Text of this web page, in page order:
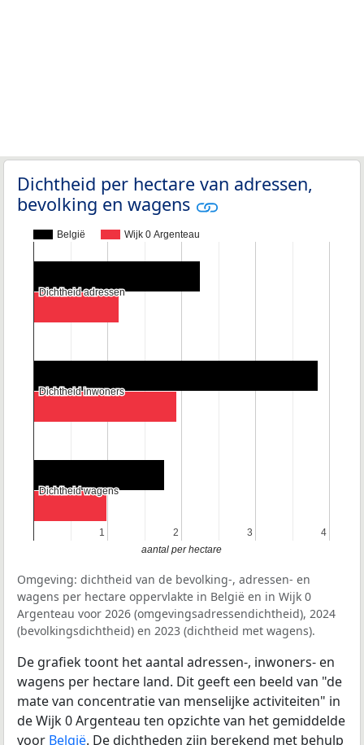
Dichtheid per hectare van adressen,
bevolking en wagens
België Wijk 0 Argenteau
1
1 2
2 3
3 4
4
Dichtheid adressen
Dichtheid adressen
Dichtheid inwoners
Dichtheid inwoners
Dichtheid wagens
Dichtheid wagens
aantal per hectare
Omgeving: dichtheid van de bevolking-, adressen- en
wagens per hectare oppervlakte in België en in Wijk 0
Argenteau voor 2026 (omgevingsadressendichtheid), 2024
(bevolkingsdichtheid) en 2023 (dichtheid met wagens).
De grafiek toont het aantal adressen-, inwoners- en
wagens per hectare land. Dit geeft een beeld van "de
mate van concentratie van menselijke activiteiten" in
de Wijk 0 Argenteau ten opzichte van het gemiddelde
voor België. De dichtheden zijn berekend met behulp